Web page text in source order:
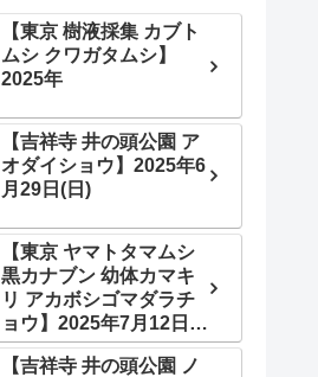
【東京 樹液採集 カブト
ムシ クワガタムシ】
2025年
【吉祥寺 井の頭公園 ア
オダイショウ】2025年6
月29日(日)
【東京 ヤマトタマムシ
黒カナブン 幼体カマキ
リ アカボシゴマダラチ
ョウ】2025年7月12日
(土)
【吉祥寺 井の頭公園 ノ